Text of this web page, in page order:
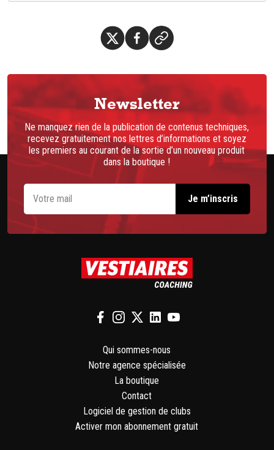
Newsletter
Ne manquez rien de la publication de contenus techniques,
recevez gratuitement nos lettres d’informations et soyez
les premiers au courant de la sortie d’un nouveau produit
dans la boutique !
Qui sommes-nous
Notre agence spécialisée
La boutique
Contact
Logiciel de gestion de clubs
Activer mon abonnement gratuit